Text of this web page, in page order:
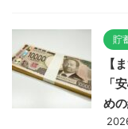
貯
【
「
め